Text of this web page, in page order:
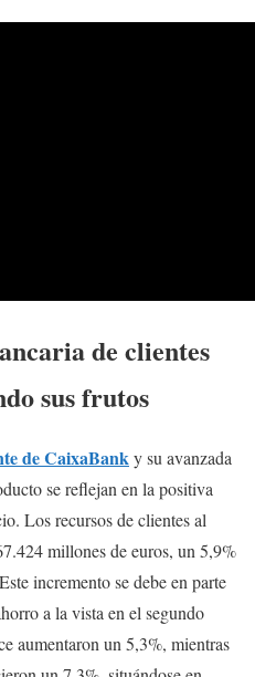
de clientes
sus frutos
de CaixaBanky su avanzada
se reflejan en la positiva
Los recursos de clientes al
millones de euros, un 5,9%
incremento se debe en parte
a la vista en el segundo
aumentaron un 5,3%, mientras